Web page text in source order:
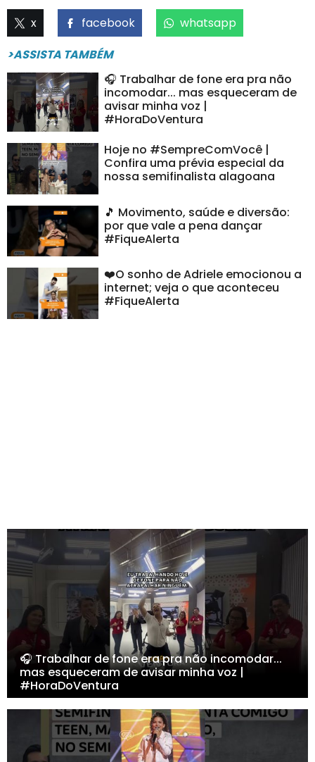
x facebook
whatsapp
>ASSISTA TAMBÉM
🎧 Trabalhar de fone era pra não
incomodar... mas esqueceram de
avisar minha voz |
#HoraDoVentura
Hoje no #SempreComVocê |
Confira uma prévia especial da
nossa semifinalista alagoana
🎵 Movimento, saúde e diversão:
por que vale a pena dançar
#FiqueAlerta
❤️O sonho de Adriele emocionou a
internet; veja o que aconteceu
#FiqueAlerta
🎧 Trabalhar de fone era pra não incomodar...
mas esqueceram de avisar minha voz |
#HoraDoVentura